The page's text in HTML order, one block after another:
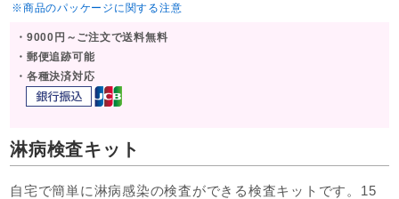
※商品のパッケージに関する注意
・9000円～ご注文で送料無料
・郵便追跡可能
・各種決済対応
淋病検査キット
自宅で簡単に淋病感染の検査ができる検査キットです。15